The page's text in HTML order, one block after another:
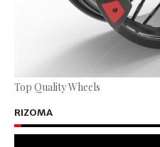
Top Quality Wheels
RIZOMA